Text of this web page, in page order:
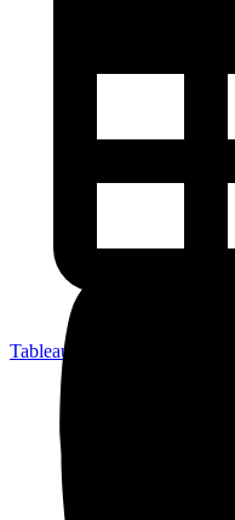
Tableau